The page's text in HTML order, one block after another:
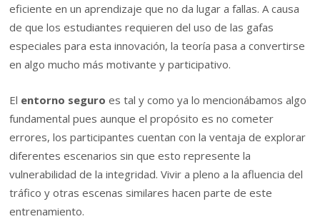
eficiente en un aprendizaje que no da lugar a fallas. A causa
de que los estudiantes requieren del uso de las gafas
especiales para esta innovación, la teoría pasa a convertirse
en algo mucho más motivante y participativo.
El entorno seguroes tal y como ya lo mencionábamos algo
fundamental pues aunque el propósito es no cometer
errores, los participantes cuentan con la ventaja de explorar
diferentes escenarios sin que esto represente la
vulnerabilidad de la integridad. Vivir a pleno a la afluencia del
tráfico y otras escenas similares hacen parte de este
entrenamiento.